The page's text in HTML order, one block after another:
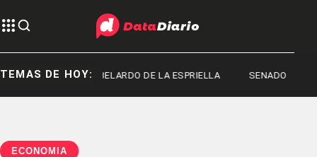
TEMAS DE HOY:ABELARDO DE LA ESPRIELLA SENADO
ECONOMÍA